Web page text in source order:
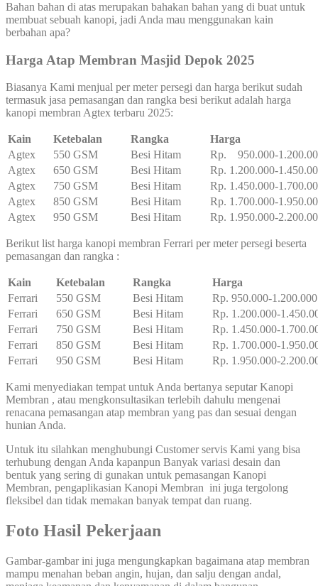
Bahan bahan di atas merupakan bahakan bahan yang di buat untuk
membuat sebuah kanopi, jadi Anda mau menggunakan kain
berbahan apa?
Harga Atap Membran Masjid Depok 2025
Biasanya Kami menjual per meter persegi dan harga berikut sudah
termasuk jasa pemasangan dan rangka besi berikut adalah harga
kanopi membran Agtex terbaru 2025:
Kain Ketebalan Rangka
Harga
Agtex
550 GSM Besi Hitam
Rp. 950.000-
Agtex
650 GSM Besi Hitam
Rp. 1.200.000-
Agtex
750 GSM Besi Hitam
Rp. 1.450.000-
Agtex
850 GSM Besi Hitam
Rp. 1.700.000-
Agtex
950 GSM Besi Hitam Rp. 1.950.000-
Berikut list harga kanopi membran Ferrari per meter persegi beserta
pemasangan dan rangka :
Kain Ketebalan Rangka
Harga
Ferrari
550 GSM Besi Hitam
Rp. 950.000-1.200.000
Ferrari
650 GSM Besi Hitam
Rp. 1.200.000-
Ferrari
750 GSM Besi Hitam
Rp. 1.450.000-
Ferrari
850 GSM Besi Hitam
Rp. 1.700.000-
Ferrari
950 GSM Besi Hitam Rp. 1.950.000-
Kami menyediakan tempat untuk Anda bertanya seputar Kanopi
Membran , atau mengkonsultasikan terlebih dahulu mengenai
renacana pemasangan atap membran yang pas dan sesuai dengan
hunian Anda.
Untuk itu silahkan menghubungi Customer servis Kami yang bisa
terhubung dengan Anda kapanpun Banyak variasi desain dan
bentuk yang sering di gunakan untuk pemasangan Kanopi
Membran, pengaplikasian Kanopi Membran ini juga tergolong
fleksibel dan tidak memakan banyak tempat dan ruang.
Foto Hasil Pekerjaan
Gambar-gambar ini juga mengungkapkan bagaimana atap membran
mampu menahan beban angin, hujan, dan salju dengan andal,